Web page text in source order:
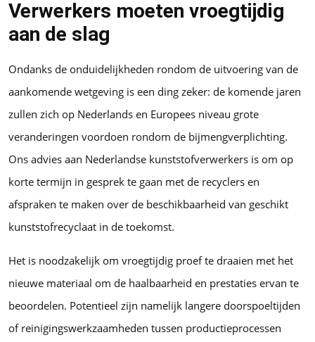
Verwerkers moeten vroegtijdig
aan de slag
Ondanks de onduidelijkheden rondom de uitvoering van de
aankomende wetgeving is een ding zeker: de komende jaren
zullen zich op Nederlands en Europees niveau grote
veranderingen voordoen rondom de bijmengverplichting.
Ons advies aan Nederlandse kunststofverwerkers is om op
korte termijn in gesprek te gaan met de recyclers en
afspraken te maken over de beschikbaarheid van geschikt
kunststofrecyclaat in de toekomst.
Het is noodzakelijk om vroegtijdig proef te draaien met het
nieuwe materiaal om de haalbaarheid en prestaties ervan te
beoordelen. Potentieel zijn namelijk langere doorspoeltijden
of reinigingswerkzaamheden tussen productieprocessen